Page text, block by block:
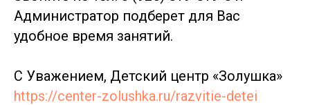
Администратор подберет для Вас
удобное время занятий.
С Уважением, Детский центр «Золушка»
https://center-zolushka.ru/razvitie-detei